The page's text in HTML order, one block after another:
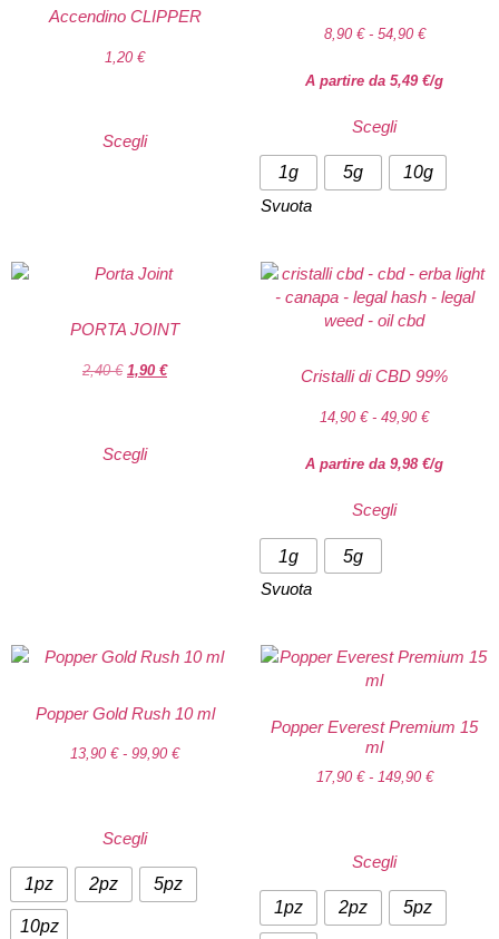
Accendino CLIPPER
1,20 €
Scegli
8,90 € - 54,90 €
A partire da 5,49 €/g
Scegli
1g 5g
10g
Svuota
PORTA JOINT
2,40€ 1,90 €
Scegli
Cristalli di CBD 99%
14,90 € - 49,90 €
A partire da 9,98 €/g
Scegli
1g
5g
Svuota
Popper Gold Rush 10 ml
13,90 € - 99,90 €
Scegli
1pz 2pz 5pz
10pz
Popper Everest Premium 15
ml
17,90 € - 149,90 €
Scegli
1pz 2pz 5pz